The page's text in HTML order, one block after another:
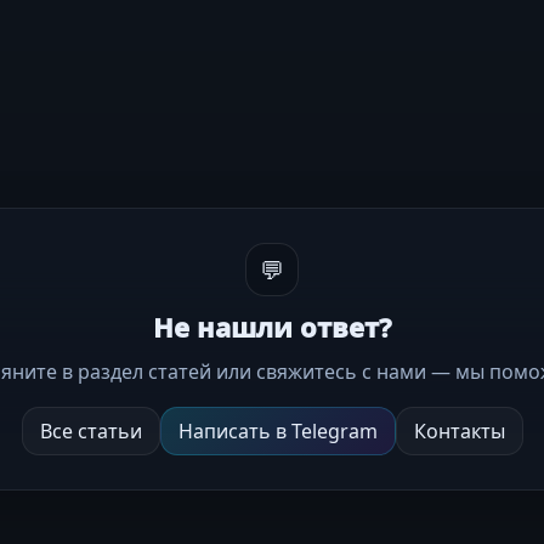
💬
Не нашли ответ?
в раздел статей или свяжитесь с нами — мы
Все статьи Написать в Telegram Контакты